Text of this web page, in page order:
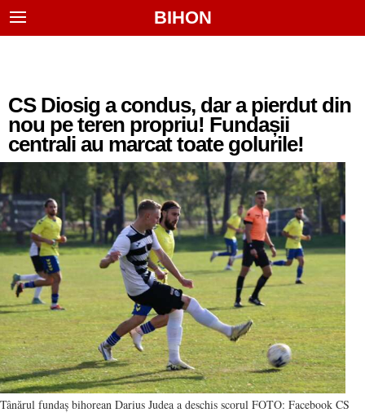
BIHON
CS Diosig a condus, dar a pierdut din
nou pe teren propriu! Fundașii
centrali au marcat toate golurile!
Tânărul fundaș bihorean Darius Judea a deschis scorul FOTO: Facebook CS